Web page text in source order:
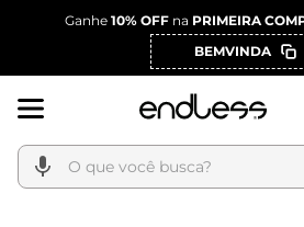
Ganhe 10% OFFna PRIMEIRA
BEMVINDA
O que você busca?